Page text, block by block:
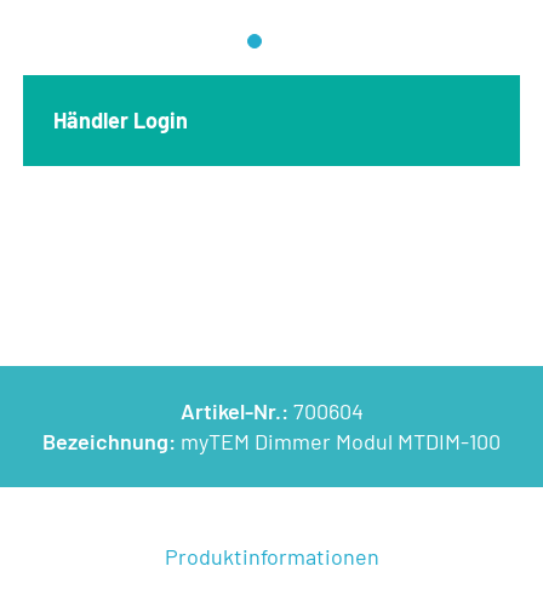
Händler Login
Artikel-Nr.: 700604
Bezeichnung: myTEM Dimmer Modul MTDIM-100
Produktinformationen